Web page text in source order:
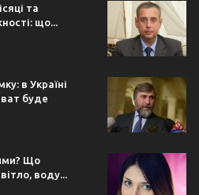
та
що...
в Україні
буде
Що
воду...